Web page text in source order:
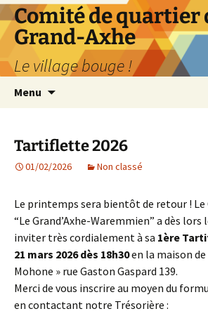
Aller
au
contenu
Comité de quartier
Grand-Axhe
Le village bouge !
Menu
Tartiflette 2026
01/02/2026 Non classé
Le printemps sera bientôt de retour !
“Le Grand’Axhe-Waremmien” a dès lors
inviter très cordialement à sa 1ère
21 mars 2026 dès 18h30en la maison de
Mohone » rue Gaston Gaspard 139.
Merci de vous inscrire au moyen du
en contactant notre Trésorière :